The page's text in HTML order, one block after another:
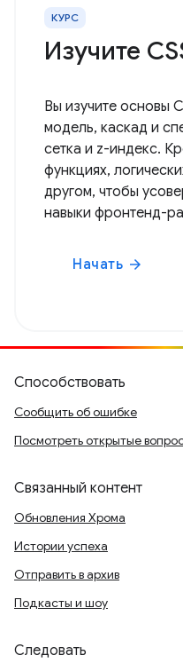
КУРС
Изучите
Вы изучите основы
модель, каскад и
сетка и z-индекс.
функциях,
другом, чтобы
навыки фронтенд-
Начать arrow_forward
Способствовать
Сообщить об ошибке
Посмотреть открытые
Связанный контент
Обновления Хрома
Истории успеха
Отправить в архив
Подкасты и шоу
Следовать